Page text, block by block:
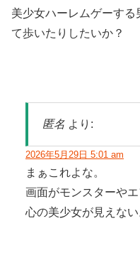
美少女ハーレムゲーす
て歩いたりしたいか？
匿名 より:
2026年5月29日 5:01 am
まぁこれよな。
画面がモンスターや
心の美少女が見えない